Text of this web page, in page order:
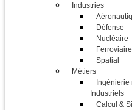
Industries
Défense
Nucléaire
Ferroviaire
Spatial
Métiers
Ingénierie
Industriels
Calcul &